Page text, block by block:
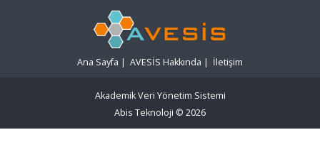
Ana Sayfa | AVESİS Hakkında | İletişim
Akademik Veri Yönetim Sistemi
Abis Teknoloji © 2026